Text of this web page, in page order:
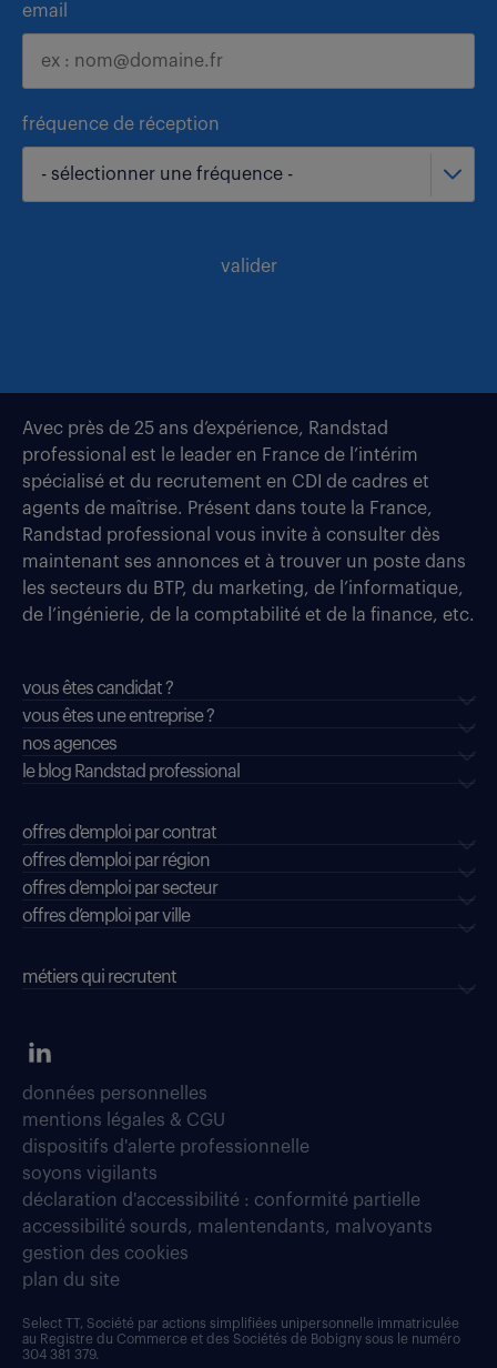
email
fréquence de réception
- sélectionner une fréquence -
valider
Avec près de 25 ans d’expérience, Randstad
professional est le leader en France de l’intérim
spécialisé et du recrutement en CDI de cadres et
agents de maîtrise. Présent dans toute la France,
Randstad professional vous invite à consulter dès
maintenant ses annonces et à trouver un poste dans
les secteurs du BTP, du marketing, de l’informatique,
de l’ingénierie, de la comptabilité et de la finance, etc.
vous êtes candidat ?
vous êtes une entreprise ?
nos agences
le blog Randstad professional
offres d'emploi par contrat
offres d'emploi par région
offres d'emploi par secteur
offres d’emploi par ville
métiers qui recrutent
données personnelles
mentions légales & CGU
dispositifs d'alerte professionnelle
soyons vigilants
déclaration d'accessibilité : conformité partielle
accessibilité sourds, malentendants, malvoyants
gestion des cookies
plan du site
Select TT, Société par actions simplifiées unipersonnelle immatriculée
au Registre du Commerce et des Sociétés de Bobigny sous le numéro
304 381 379.